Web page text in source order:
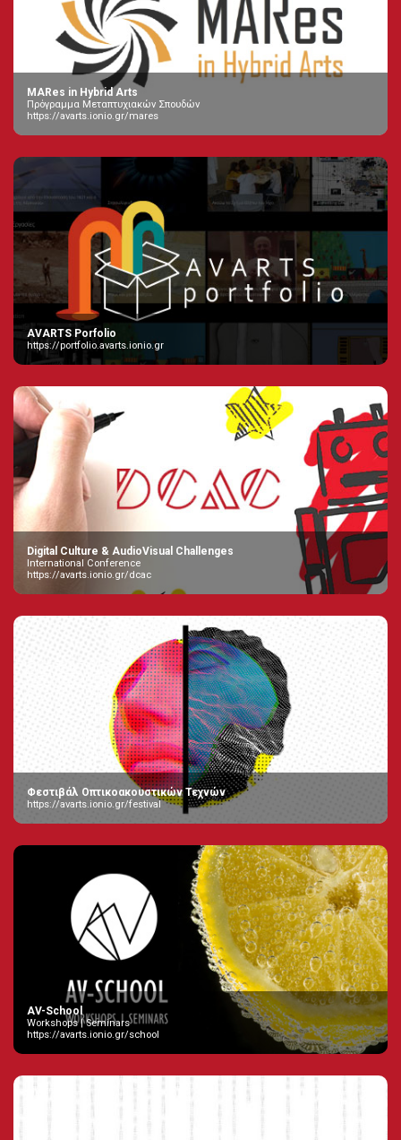
MARes in Hybrid Arts
Πρόγραμμα Μεταπτυχιακών Σπουδών
https://avarts.ionio.gr/mares
AVARTS Porfolio
https://portfolio.avarts.ionio.gr
Digital Culture & AudioVisual Challenges
International Conference
https://avarts.ionio.gr/dcac
Φεστιβάλ Οπτικοακουστικών Τεχνών
https://avarts.ionio.gr/festival
AV-School
Workshops | Seminars
https://avarts.ionio.gr/school